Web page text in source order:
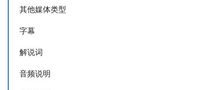
其他媒体类型
字幕
解说词
音频说明